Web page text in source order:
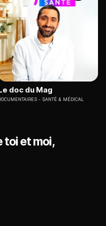
doc du Mag
SANTÉ & MÉDICAL
toi et moi,